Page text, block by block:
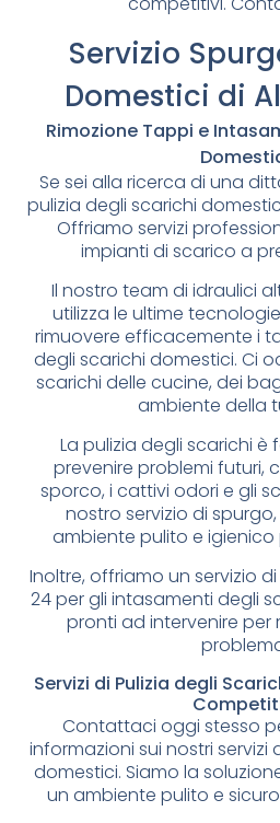
Servizio
Domestici di
Rimozione Tappi e
Se sei alla ricerca di una
pulizia degli scarichi
Offriamo servizi
impianti di scarico a
Il nostro team di idraulici
utilizza le ultime
rimuovere efficacemente i
degli scarichi domestici. Ci
scarichi delle cucine, dei
ambiente della
La pulizia degli scarichi
prevenire problemi futuri,
sporco, i cattivi odori e gli
nostro servizio di
ambiente pulito e
Inoltre, offriamo un servizio
24 per gli intasamenti degli
pronti ad intervenire per
Servizi di Pulizia degli
Contattaci oggi stesso
informazioni sui nostri servizi
domestici. Siamo la
un ambiente pulito e